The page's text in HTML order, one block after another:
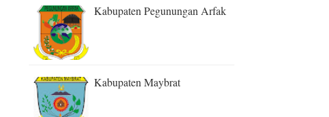
Kabupaten Pegunungan Arfak
Kabupaten Maybrat